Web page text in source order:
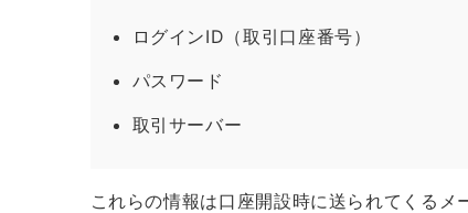
ログインID（取引口座番号）
パスワード
取引サーバー
これらの情報は口座開設時に送られてくるメ